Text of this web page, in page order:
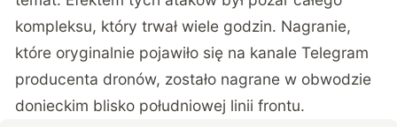
kompleksu, który trwał wiele godzin. Nagranie,
które oryginalnie pojawiło się na kanale Telegram
producenta dronów, zostało nagrane w obwodzie
donieckim blisko południowej linii frontu.